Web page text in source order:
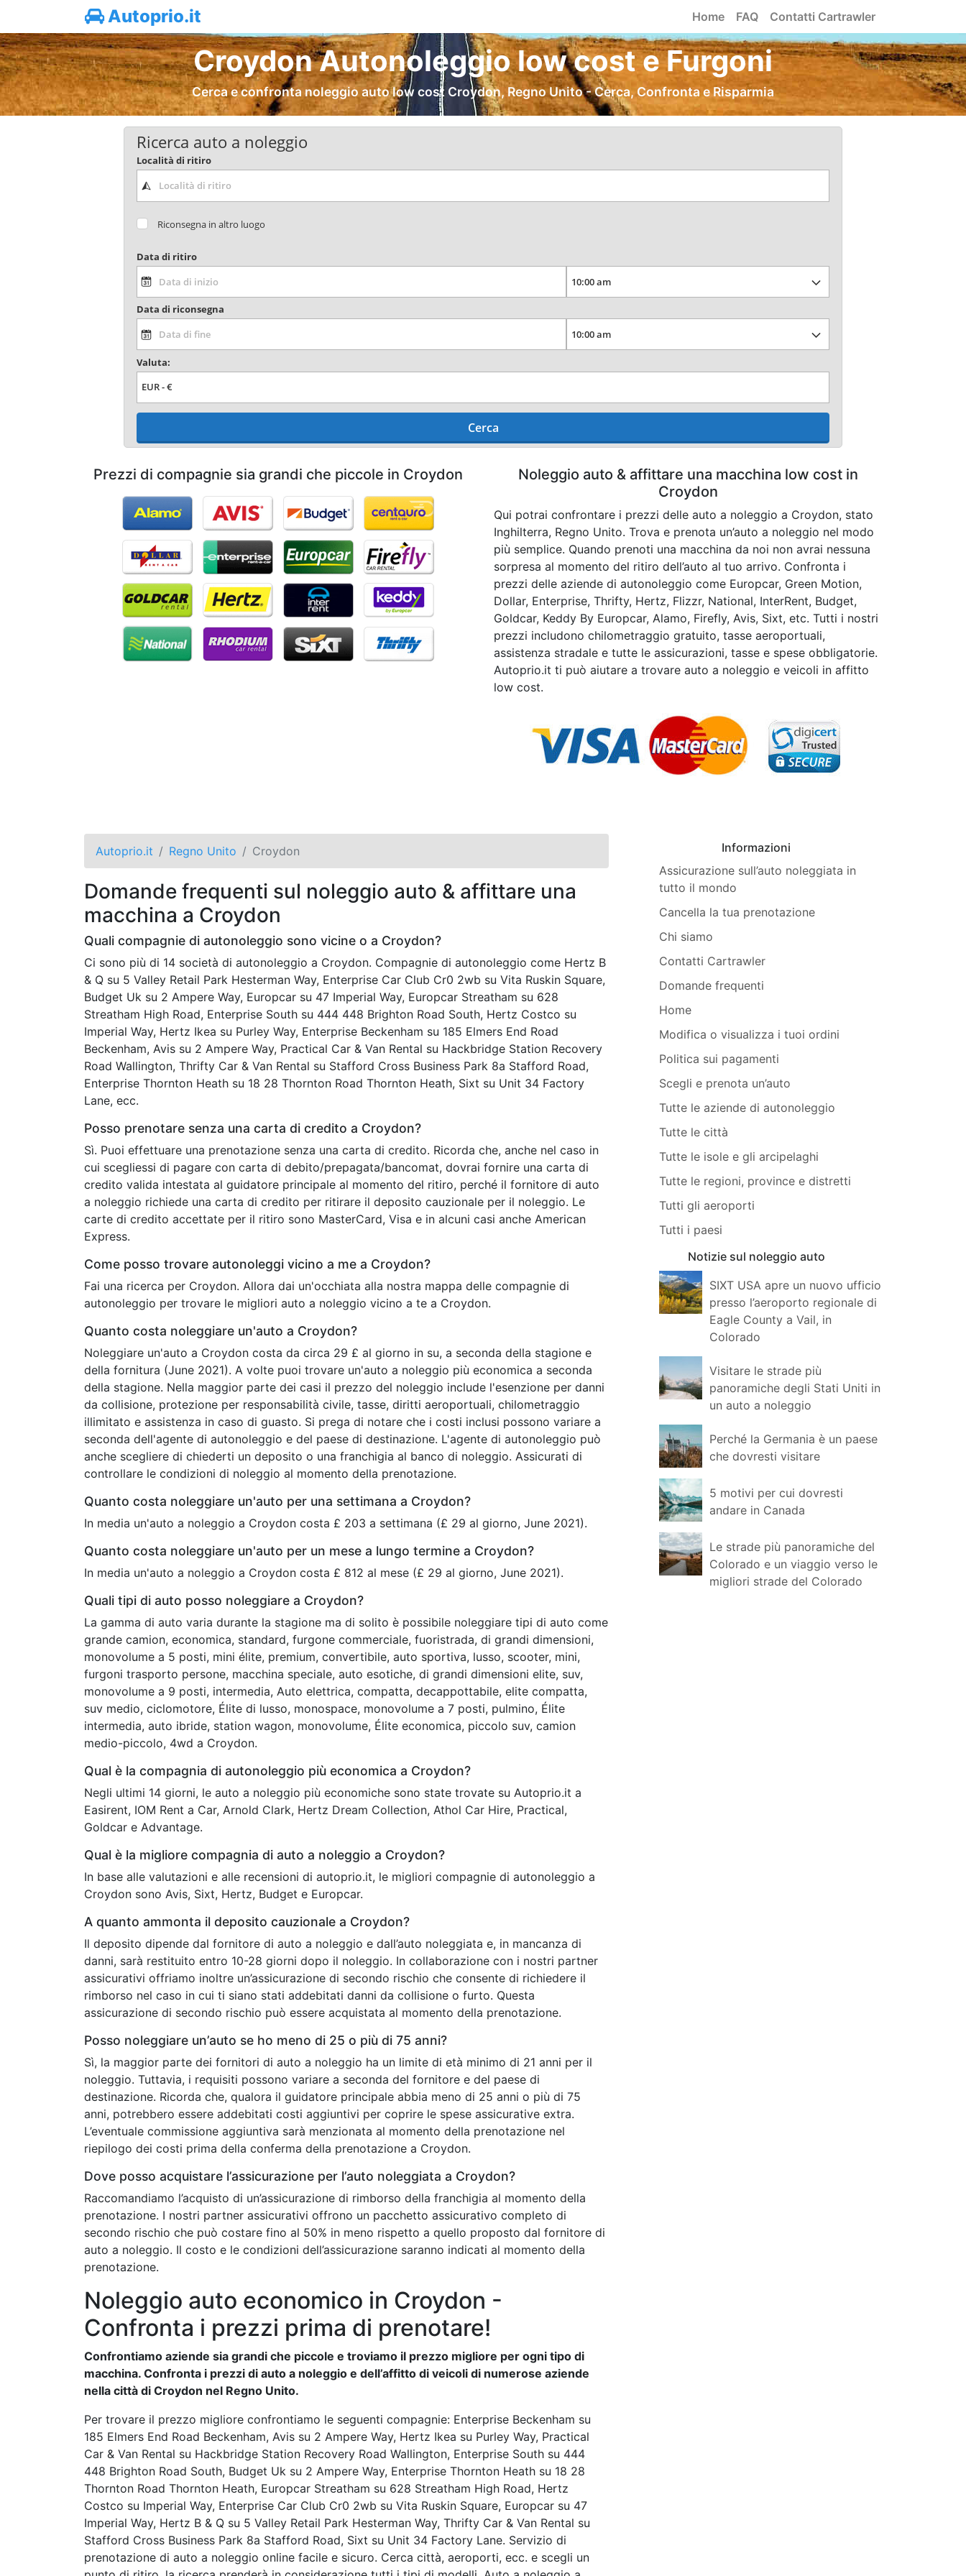
Autoprio.it Home FAQ Contatti Cartrawler
Croydon Autonoleggio low cost e Furgoni
Cerca e confronta noleggio auto low cost Croydon, Regno Unito - Cerca, Confronta e Risparmia
Ricerca auto a noleggio
Località di ritiro
Riconsegna in altro luogo
Data di ritiro
Data di riconsegna
Valuta:
Cerca
Prezzi di compagnie sia grandi che piccole in Croydon
Noleggio auto & affittare una macchina low cost in
Croydon
Qui potrai confrontare i prezzi delle auto a noleggio a Croydon, stato
Inghilterra, Regno Unito. Trova e prenota un’auto a noleggio nel modo
più semplice. Quando prenoti una macchina da noi non avrai nessuna
sorpresa al momento del ritiro dell’auto al tuo arrivo. Confronta i
prezzi delle aziende di autonoleggio come Europcar, Green Motion,
Dollar, Enterprise, Thrifty, Hertz, Flizzr, National, InterRent, Budget,
Goldcar, Keddy By Europcar, Alamo, Firefly, Avis, Sixt, etc. Tutti i nostri
prezzi includono chilometraggio gratuito, tasse aeroportuali,
assistenza stradale e tutte le assicurazioni, tasse e spese obbligatorie.
Autoprio.it ti può aiutare a trovare auto a noleggio e veicoli in affitto
low cost.
Autoprio.it Regno Unito Croydon
Domande frequenti sul noleggio auto & affittare una
macchina a Croydon
Quali compagnie di autonoleggio sono vicine o a Croydon?
Ci sono più di 14 società di autonoleggio a Croydon. Compagnie di autonoleggio come Hertz B
& Q su 5 Valley Retail Park Hesterman Way, Enterprise Car Club Cr0 2wb su Vita Ruskin Square,
Budget Uk su 2 Ampere Way, Europcar su 47 Imperial Way, Europcar Streatham su 628
Streatham High Road, Enterprise South su 444 448 Brighton Road South, Hertz Costco su
Imperial Way, Hertz Ikea su Purley Way, Enterprise Beckenham su 185 Elmers End Road
Beckenham, Avis su 2 Ampere Way, Practical Car & Van Rental su Hackbridge Station Recovery
Road Wallington, Thrifty Car & Van Rental su Stafford Cross Business Park 8a Stafford Road,
Enterprise Thornton Heath su 18 28 Thornton Road Thornton Heath, Sixt su Unit 34 Factory
Lane, ecc.
Posso prenotare senza una carta di credito a Croydon?
Sì. Puoi effettuare una prenotazione senza una carta di credito. Ricorda che, anche nel caso in
cui scegliessi di pagare con carta di debito/prepagata/bancomat, dovrai fornire una carta di
credito valida intestata al guidatore principale al momento del ritiro, perché il fornitore di auto
a noleggio richiede una carta di credito per ritirare il deposito cauzionale per il noleggio. Le
carte di credito accettate per il ritiro sono MasterCard, Visa e in alcuni casi anche American
Express.
Come posso trovare autonoleggi vicino a me a Croydon?
Fai una ricerca per Croydon. Allora dai un'occhiata alla nostra mappa delle compagnie di
autonoleggio per trovare le migliori auto a noleggio vicino a te a Croydon.
Quanto costa noleggiare un'auto a Croydon?
Noleggiare un'auto a Croydon costa da circa 29 £ al giorno in su, a seconda della stagione e
della fornitura (June 2021). A volte puoi trovare un'auto a noleggio più economica a seconda
della stagione. Nella maggior parte dei casi il prezzo del noleggio include l'esenzione per danni
da collisione, protezione per responsabilità civile, tasse, diritti aeroportuali, chilometraggio
illimitato e assistenza in caso di guasto. Si prega di notare che i costi inclusi possono variare a
seconda dell'agente di autonoleggio e del paese di destinazione. L'agente di autonoleggio può
anche scegliere di chiederti un deposito o una franchigia al banco di noleggio. Assicurati di
controllare le condizioni di noleggio al momento della prenotazione.
Quanto costa noleggiare un'auto per una settimana a Croydon?
In media un'auto a noleggio a Croydon costa £ 203 a settimana (£ 29 al giorno, June 2021).
Quanto costa noleggiare un'auto per un mese a lungo termine a Croydon?
In media un'auto a noleggio a Croydon costa £ 812 al mese (£ 29 al giorno, June 2021).
Quali tipi di auto posso noleggiare a Croydon?
La gamma di auto varia durante la stagione ma di solito è possibile noleggiare tipi di auto come
grande camion, economica, standard, furgone commerciale, fuoristrada, di grandi dimensioni,
monovolume a 5 posti, mini élite, premium, convertibile, auto sportiva, lusso, scooter, mini,
furgoni trasporto persone, macchina speciale, auto esotiche, di grandi dimensioni elite, suv,
monovolume a 9 posti, intermedia, Auto elettrica, compatta, decappottabile, elite compatta,
suv medio, ciclomotore, Élite di lusso, monospace, monovolume a 7 posti, pulmino, Élite
intermedia, auto ibride, station wagon, monovolume, Élite economica, piccolo suv, camion
medio-piccolo, 4wd a Croydon.
Qual è la compagnia di autonoleggio più economica a Croydon?
Negli ultimi 14 giorni, le auto a noleggio più economiche sono state trovate su Autoprio.it a
Easirent, IOM Rent a Car, Arnold Clark, Hertz Dream Collection, Athol Car Hire, Practical,
Goldcar e Advantage.
Qual è la migliore compagnia di auto a noleggio a Croydon?
In base alle valutazioni e alle recensioni di autoprio.it, le migliori compagnie di autonoleggio a
Croydon sono Avis, Sixt, Hertz, Budget e Europcar.
A quanto ammonta il deposito cauzionale a Croydon?
Il deposito dipende dal fornitore di auto a noleggio e dall’auto noleggiata e, in mancanza di
danni, sarà restituito entro 10-28 giorni dopo il noleggio. In collaborazione con i nostri partner
assicurativi offriamo inoltre un’assicurazione di secondo rischio che consente di richiedere il
rimborso nel caso in cui ti siano stati addebitati danni da collisione o furto. Questa
assicurazione di secondo rischio può essere acquistata al momento della prenotazione.
Posso noleggiare un’auto se ho meno di 25 o più di 75 anni?
Sì, la maggior parte dei fornitori di auto a noleggio ha un limite di età minimo di 21 anni per il
noleggio. Tuttavia, i requisiti possono variare a seconda del fornitore e del paese di
destinazione. Ricorda che, qualora il guidatore principale abbia meno di 25 anni o più di 75
anni, potrebbero essere addebitati costi aggiuntivi per coprire le spese assicurative extra.
L’eventuale commissione aggiuntiva sarà menzionata al momento della prenotazione nel
riepilogo dei costi prima della conferma della prenotazione a Croydon.
Dove posso acquistare l’assicurazione per l’auto noleggiata a Croydon?
Raccomandiamo l’acquisto di un’assicurazione di rimborso della franchigia al momento della
prenotazione. I nostri partner assicurativi offrono un pacchetto assicurativo completo di
secondo rischio che può costare fino al 50% in meno rispetto a quello proposto dal fornitore di
auto a noleggio. Il costo e le condizioni dell’assicurazione saranno indicati al momento della
prenotazione.
Noleggio auto economico in Croydon -
Confronta i prezzi prima di prenotare!
Confrontiamo aziende sia grandi che piccole e troviamo il prezzo migliore per ogni tipo di
macchina. Confronta i prezzi di auto a noleggio e dell’affitto di veicoli di numerose aziende
nella città di Croydon nel Regno Unito.
Per trovare il prezzo migliore confrontiamo le seguenti compagnie: Enterprise Beckenham su
185 Elmers End Road Beckenham, Avis su 2 Ampere Way, Hertz Ikea su Purley Way, Practical
Car & Van Rental su Hackbridge Station Recovery Road Wallington, Enterprise South su 444
448 Brighton Road South, Budget Uk su 2 Ampere Way, Enterprise Thornton Heath su 18 28
Thornton Road Thornton Heath, Europcar Streatham su 628 Streatham High Road, Hertz
Costco su Imperial Way, Enterprise Car Club Cr0 2wb su Vita Ruskin Square, Europcar su 47
Imperial Way, Hertz B & Q su 5 Valley Retail Park Hesterman Way, Thrifty Car & Van Rental su
Stafford Cross Business Park 8a Stafford Road, Sixt su Unit 34 Factory Lane. Servizio di
prenotazione di auto a noleggio online facile e sicuro. Cerca città, aeroporti, ecc. e scegli un
Informazioni
Assicurazione sull’auto noleggiata in
tutto il mondo
Cancella la tua prenotazione
Chi siamo
Contatti Cartrawler
Domande frequenti
Home
Modifica o visualizza i tuoi ordini
Politica sui pagamenti
Scegli e prenota un’auto
Tutte le aziende di autonoleggio
Tutte le città
Tutte le isole e gli arcipelaghi
Tutte le regioni, province e distretti
Tutti gli aeroporti
Tutti i paesi
Notizie sul noleggio auto
SIXT USA apre un nuovo ufficio
presso l’aeroporto regionale di
Eagle County a Vail, in
Colorado
Visitare le strade più
panoramiche degli Stati Uniti in
un auto a noleggio
Perché la Germania è un paese
che dovresti visitare
5 motivi per cui dovresti
andare in Canada
Le strade più panoramiche del
Colorado e un viaggio verso le
migliori strade del Colorado